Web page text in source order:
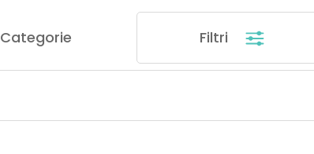
Categorie Filtri